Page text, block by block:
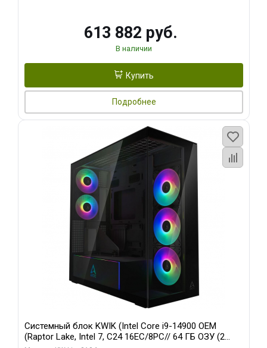
613 882 руб.
В наличии
Купить
Подробнее
Системный блок KWIK (Intel Core i9-14900 OEM
(Raptor Lake, Intel 7, C24 16EC/8PC// 64 ГБ ОЗУ (2